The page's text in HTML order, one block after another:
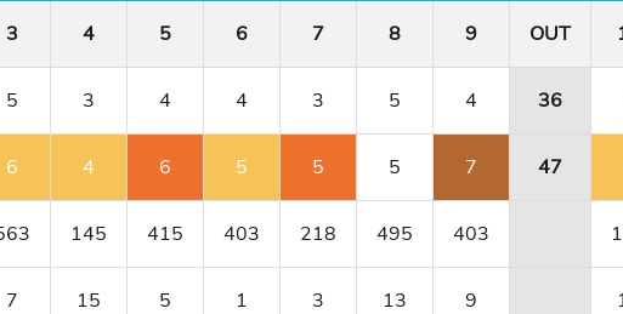
3 4 5 6 7 8 9 OUT
5 3 4 4 3 5 4 36
6 4 6 5 5 5 7 47
145 415 403 218 495 403
7 15 5 1 3 13 9